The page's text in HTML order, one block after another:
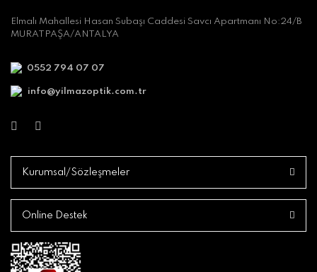
Elmalı Mahallesi Hasan Subaşı Caddesi Savcı Apartmanı No:24/B
MURATPAŞA/ANTALYA
0552 794 07 07
info@yilmazoptik.com.tr
Kurumsal/Sözleşmeler
Online Destek